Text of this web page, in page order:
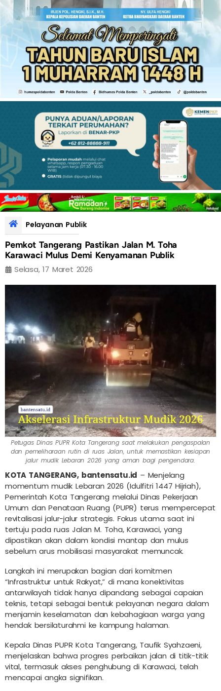
Pelayanan Publik
Pemkot Tangerang Pastikan Jalan M. Toha
Karawaci Mulus Demi Kenyamanan Publik
Selasa, 17 Maret 2026
Petugas Dinas PUPR Kota Tangerang saat melakukan pengaspalan
dan pemeliharaan rutin di ruas Jalan, untuk memastikan kesiapan
jalur mudik Lebaran 2026 yang aman bagi pengendara.
KOTA TANGERANG, bantensatu.id – Menjelang
momentum mudik Lebaran 2026 (Idulfitri 1447 Hijriah),
Pemerintah Kota Tangerang melalui Dinas Pekerjaan
Umum dan Penataan Ruang (PUPR) terus mempercepat
revitalisasi jalur-jalur strategis. Fokus utama saat ini
tertuju pada ruas Jalan M. Toha, Karawaci, yang
dipastikan akan dalam kondisi mantap dan mulus
sebelum arus mobilisasi masyarakat memuncak.
Langkah ini merupakan bagian dari komitmen
“Infrastruktur untuk Rakyat,” di mana konektivitas
antarwilayah tidak hanya dipandang sebagai capaian
teknis, tetapi sebagai bentuk pelayanan negara dalam
menjamin keselamatan dan kebahagiaan warga yang
hendak bersilaturahmi ke kampung halaman.
Kepala Dinas PUPR Kota Tangerang, Taufik Syahzaeni,
menjelaskan bahwa progres perbaikan jalan di titik-titik
vital, termasuk akses penghubung di Karawaci, telah
mencapai angka signifikan.